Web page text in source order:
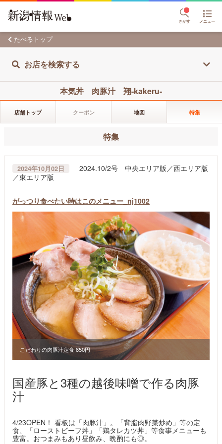
さがす メニュー
たべるトップ
お店を検索する
本気丼 肉豚汁 翔-kakeru-
店舗トップ クーポン 地図 特集
特集
2024年10月02日
2024.10/2号 中央エリア版／西エリア版
／東エリア版
がっつり食べたい時はこのメニュー_nj1002
こだわりの肉豚汁定食 850円
国産豚と3種の越後味噌で作る肉豚
汁
4/23OPEN！ 看板は「肉豚汁」。「背脂肉野菜炒め」等の定
食、「ローストビーフ丼」「鶏タレカツ丼」等食事メニューも
豊富。おつまみもあり昼飲み、晩酌にも◎。